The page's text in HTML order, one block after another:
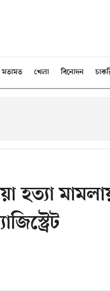
মতামত খেলা বিনোদন
হত্যা